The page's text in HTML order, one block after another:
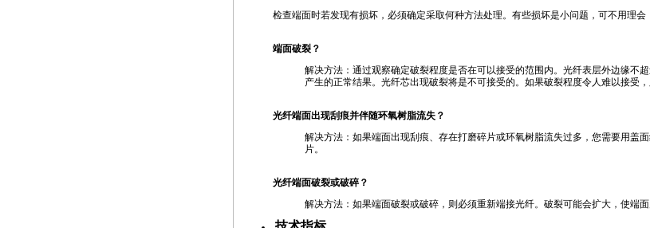
检查端面时若发现有损坏，必须确定采取何种方法处理。有些损坏是小问题，可不用理会
端面破裂？
解决方法：通过观察确定破裂程度是否在可以接受的范围内。光纤表层外边缘不
产生的正常结果。光纤芯出现破裂将是不可接受的。如果破裂程度令人难以接受，
光纤端面出现刮痕并伴随环氧树脂流失？
解决方法：如果端面出现刮痕、存在打磨碎片或环氧树脂流失过多，您需要用盖
片。
光纤端面破裂或破碎？
解决方法：如果端面破裂或破碎，则必须重新端接光纤。破裂可能会扩大，使端面